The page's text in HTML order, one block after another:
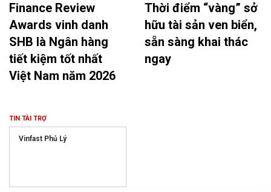
Finance Review
Awards vinh danh
SHB là Ngân hàng
tiết kiệm tốt nhất
Việt Nam năm 2026
Thời điểm “vàng” sở
hữu tài sản ven biển,
sẵn sàng khai thác
ngay
TIN TÀI TRỢ
Vinfast Phủ Lý